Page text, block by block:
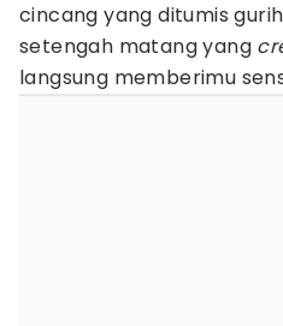
cincang yang ditumis
setengah matang yang
langsung memberimu